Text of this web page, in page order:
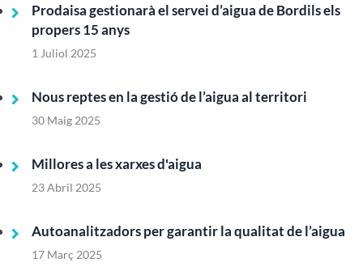
Prodaisa gestionarà el servei d’aigua de Bordils els
propers 15 anys
1 Juliol 2025
Nous reptes en la gestió de l’aigua al territori
30 Maig 2025
Millores a les xarxes d'aigua
23 Abril 2025
Autoanalitzadors per garantir la qualitat de l’aigua
17 Març 2025